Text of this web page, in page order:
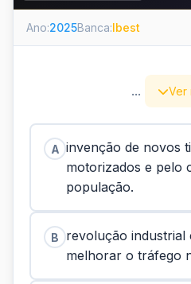
Ano:2025Banca:Ibest
... Ver
A invenção de novos
motorizados e pelo
população.
B
revolução industrial
melhorar o tráfego